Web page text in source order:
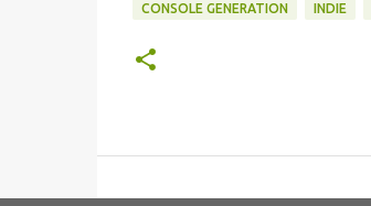
CONSOLE GENERATION INDIE